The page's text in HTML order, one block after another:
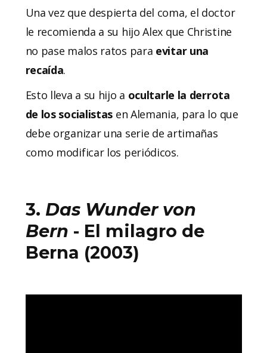
Una vez que despierta del coma, el doctor
le recomienda a su hijo Alex que Christine
no pase malos ratos para evitar una
recaída.
Esto lleva a su hijo a ocultarle la derrota
de los socialistas en Alemania, para lo que
debe organizar una serie de artimañas
como modificar los periódicos.
3. Das Wunder von
Bern - El milagro de
Berna (2003)